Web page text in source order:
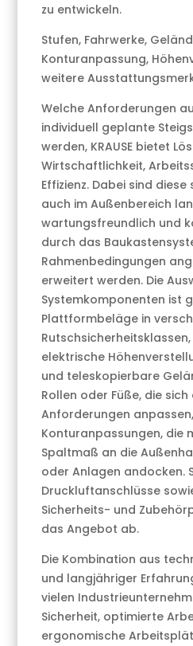
zu entwickeln.
Stufen, Fahrwerke,
Konturanpassung,
weitere
Welche Anforderungen
individuell geplante
werden, KRAUSE bietet
Wirtschaftlichkeit,
Effizienz. Dabei sind
auch im Außenbereich
wartungsfreundlich und
durch das
Rahmenbedingungen
erweitert werden. Die
Systemkomponenten ist
Plattformbeläge in
elektrische
und teleskopierbare
Rollen oder Füße, die
Anforderungen
Konturanpassungen, die
Spaltmaß an die
oder Anlagen andocken.
Druckluftanschlüsse
Sicherheits- und
das Angebot ab.
Die Kombination aus
und langjähriger
vielen
Sicherheit, optimierte
ergonomische